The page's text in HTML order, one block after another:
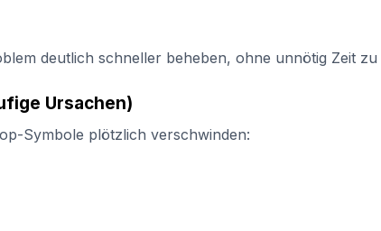
deutlich schneller beheben, ohne unnötig Zeit
Ursachen)
Symbole plötzlich verschwinden: